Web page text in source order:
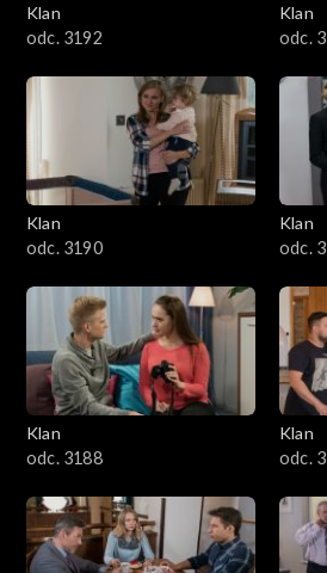
3001–3100
2901–3000
2801–2900
2701–2800
2501–2600
2401–2500
2301–2400
2201–2300
2101–2200
Klan
odc. 3192
Klan
odc.
Klan
odc. 3190
Klan
odc.
Klan
odc. 3188
Klan
odc.